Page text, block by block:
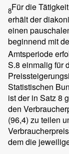
8Für die
erhält der
einen
beginnend mit
Amtsperiode
S.8 einmalig für
Statistischen
ist der in Satz 8
den
(96,4) zu teilen
dem die